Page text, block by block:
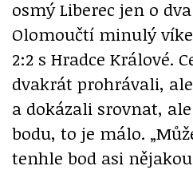
osmý Liberec jen o
Olomoučtí minulý
2:2 s Hradce Králové.
dvakrát prohrávali,
a dokázali srovnat,
bodu, to je málo.
tenhle bod asi